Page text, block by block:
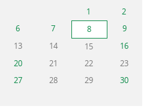
1
2
6 7 8
9
13 14 15
16
20 21 22
23
27 28 29
30